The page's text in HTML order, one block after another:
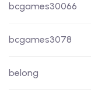
bcgames30066
bcgames3078
belong